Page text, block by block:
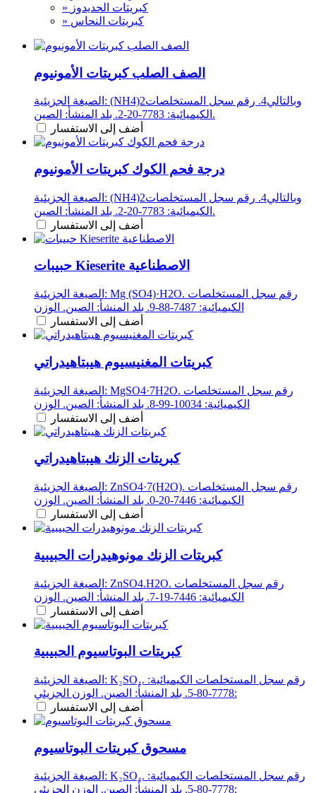
» كبريتات الحديدوز
» كبريتات النحاس
الصف الصلب كبريتات الأمونيوم
الصيغة الجزيئية: (NH4)2وبالتالي4. رقم سجل المستخلصات
الكيميائية: 7783-20-2. بلد المنشأ: الصين.
أضف إلى الاستفسار
درجة فحم الكوك كبريتات الأمونيوم
الصيغة الجزيئية: (NH4)2وبالتالي4. رقم سجل المستخلصات
الكيميائية: 7783-20-2. بلد المنشأ: الصين.
أضف إلى الاستفسار
حبيبات Kieserite الاصطناعية
الصيغة الجزيئية: Mg (SO4)·H2O. رقم سجل المستخلصات
الكيميائية: 7487-88-9. بلد المنشأ: الصين. الوزن
أضف إلى الاستفسار
كبريتات المغنيسيوم هيبتاهيدراتي
الصيغة الجزيئية: MgSO4·7H2O. رقم سجل المستخلصات
الكيميائية: 10034-99-8. بلد المنشأ: الصين. الوزن
أضف إلى الاستفسار
كبريتات الزنك هيبتاهيدراتي
الصيغة الجزيئية: ZnSO4·7(H2O). رقم سجل المستخلصات
الكيميائية: 7446-20-0. بلد المنشأ: الصين. الوزن
أضف إلى الاستفسار
كبريتات الزنك مونوهيدرات الحبيبية
الصيغة الجزيئية: ZnSO4.H2O. رقم سجل المستخلصات
الكيميائية: 7446-19-7. بلد المنشأ: الصين. الوزن
أضف إلى الاستفسار
كبريتات البوتاسيوم الحبيبية
الصيغة الجزيئية: K₂SO₄. رقم سجل المستخلصات الكيميائية:
7778-80-5. بلد المنشأ: الصين. الوزن الجزيئي:
أضف إلى الاستفسار
مسحوق كبريتات البوتاسيوم
الصيغة الجزيئية: K₂SO₄. رقم سجل المستخلصات الكيميائية:
7778-80-5. بلد المنشأ: الصين. الوزن الجزيئي: